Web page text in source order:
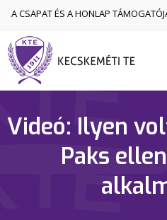
A CSAPAT ÉS A HONLAP
Videó: Ilyen
Paks